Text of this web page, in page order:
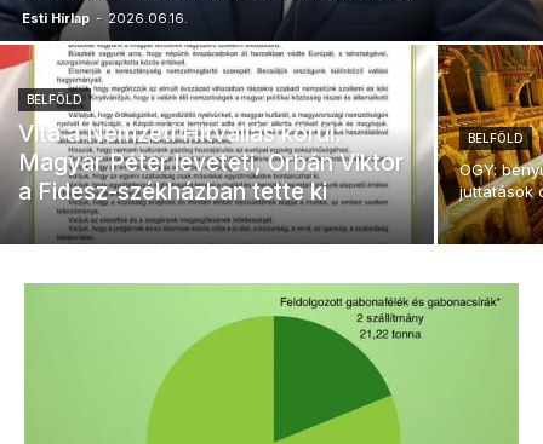
Esti Hírlap - 2026.06.16.
BELFÖLD
Vita a Nemzeti Hitvallás körül:
Magyar Péter leveteti, Orbán Viktor
a Fidesz-székházban tette ki
BELFÖLD
OGY:
juttatások